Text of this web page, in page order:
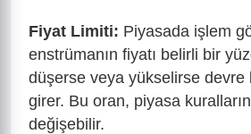
Fiyat Limiti: Piyasada işlem
enstrümanın fiyatı belirli bir
düşerse veya yükselirse devre
girer. Bu oran, piyasa
değişebilir.